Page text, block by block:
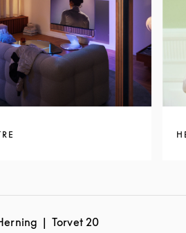
Torvet 20